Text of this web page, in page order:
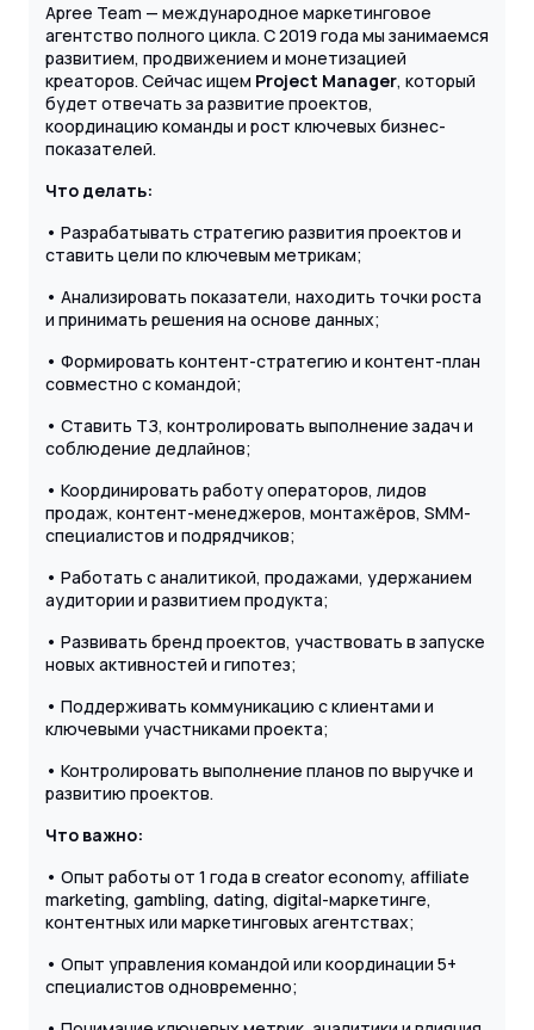
Apree Team — международное маркетинговое
агентство полного цикла. С 2019 года мы занимаемся
развитием, продвижением и монетизацией
креаторов. Сейчас ищем Project Manager, который
будет отвечать за развитие проектов,
координацию команды и рост ключевых бизнес-
показателей.
Что делать:
• Разрабатывать стратегию развития проектов и
ставить цели по ключевым метрикам;
• Анализировать показатели, находить точки роста
и принимать решения на основе данных;
• Формировать контент-стратегию и контент-план
совместно с командой;
• Ставить ТЗ, контролировать выполнение задач и
соблюдение дедлайнов;
• Координировать работу операторов, лидов
продаж, контент-менеджеров, монтажёров, SMM-
специалистов и подрядчиков;
• Работать с аналитикой, продажами, удержанием
аудитории и развитием продукта;
• Развивать бренд проектов, участвовать в запуске
новых активностей и гипотез;
• Поддерживать коммуникацию с клиентами и
ключевыми участниками проекта;
• Контролировать выполнение планов по выручке и
развитию проектов.
Что важно:
• Опыт работы от 1 года в creator economy, affiliate
marketing, gambling, dating, digital-маркетинге,
контентных или маркетинговых агентствах;
• Опыт управления командой или координации 5+
специалистов одновременно;